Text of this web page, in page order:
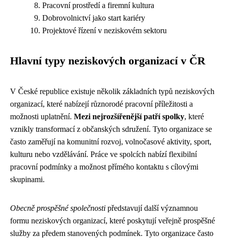
Pracovní prostředí a firemní kultura
Dobrovolnictví jako start kariéry
Projektové řízení v neziskovém sektoru
Hlavní typy neziskových organizací v ČR
V České republice existuje několik základních typů neziskových
organizací, které nabízejí různorodé pracovní příležitosti a
možnosti uplatnění. Mezi nejrozšířenější patří spolky, které
vznikly transformací z občanských sdružení. Tyto organizace se
často zaměřují na komunitní rozvoj, volnočasové aktivity, sport,
kulturu nebo vzdělávání. Práce ve spolcích nabízí flexibilní
pracovní podmínky a možnost přímého kontaktu s cílovými
skupinami.
Obecně prospěšné společnosti představují další významnou
formu neziskových organizací, které poskytují veřejně prospěšné
služby za předem stanovených podmínek. Tyto organizace často